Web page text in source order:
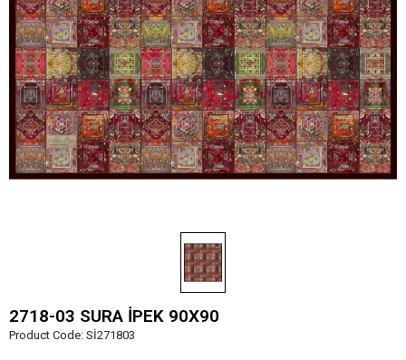
2718-03 SURA İPEK 90X90
Product Code: Sİ271803